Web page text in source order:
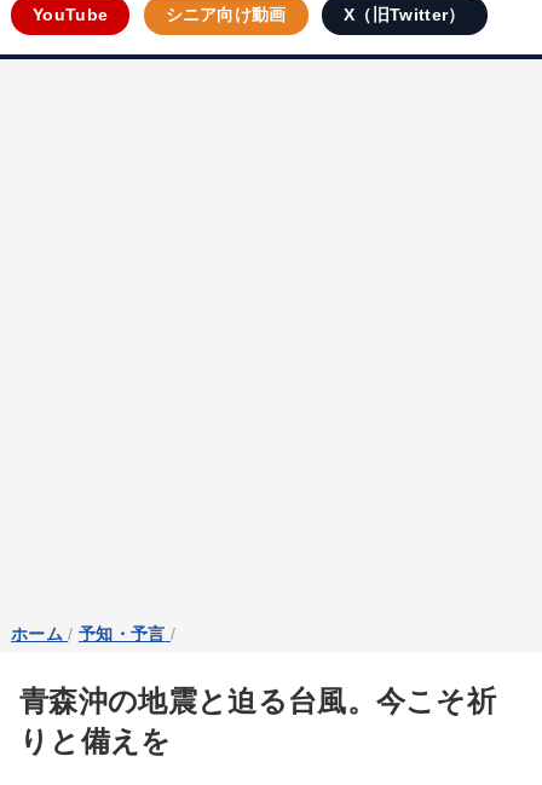
YouTube シニア向け動画 X（旧Twitter）
ホーム / 予知・予言 /
青森沖の地震と迫る台風。今こそ祈
りと備えを